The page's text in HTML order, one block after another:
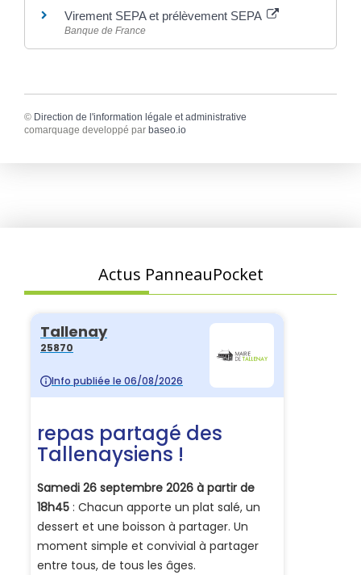
Virement SEPA et prélèvement SEPA
Banque de France
© Direction de l'information légale et administrative
comarquage developpé par baseo.io
Actus PanneauPocket